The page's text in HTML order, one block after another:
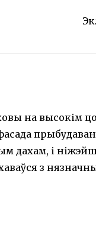
на высокім
дахам, і
з